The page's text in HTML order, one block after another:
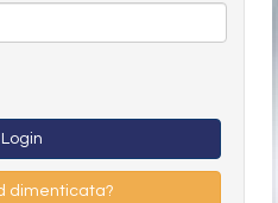
Login
dimenticata?